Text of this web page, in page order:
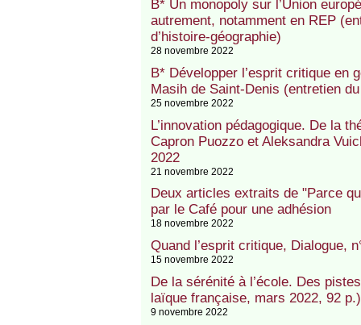
B* Un monopoly sur l’Union
autrement, notamment en REP
d’histoire-géographie)
28 novembre 2022
B* Développer l’esprit critique en
Masih de Saint-Denis (entretien
25 novembre 2022
L’innovation pédagogique. De la
Capron Puozzo et Aleksandra
2022
21 novembre 2022
Deux articles extraits de "Parce
par le Café pour une adhésion
18 novembre 2022
Quand l’esprit critique, Dialogue,
15 novembre 2022
De la sérénité à l’école. Des
laïque française, mars 2022, 92
9 novembre 2022